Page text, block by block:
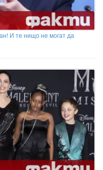
И те нищо не могат да